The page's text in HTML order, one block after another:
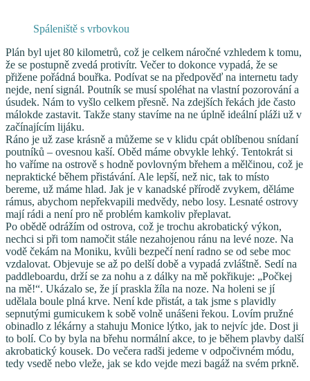
Spáleniště s vrbovkou
Plán byl ujet 80 kilometrů, což je celkem náročné vzhledem k tomu,
že se postupně zvedá protivítr. Večer to dokonce vypadá, že se
přižene pořádná bouřka. Podívat se na předpověď na internetu tady
nejde, není signál. Poutník se musí spoléhat na vlastní pozorování a
úsudek. Nám to vyšlo celkem přesně. Na zdejších řekách jde často
málokde zastavit. Takže stany stavíme na ne úplně ideální pláži už v
začínajícím lijáku.
Ráno je už zase krásně a můžeme se v klidu cpát oblíbenou snídaní
poutníků – ovesnou kaší. Oběd máme obvykle lehký. Tentokrát si
ho vaříme na ostrově s hodně povlovným břehem a mělčinou, což je
nepraktické během přistávání. Ale lepší, než nic, tak to místo
bereme, už máme hlad. Jak je v kanadské přírodě zvykem, děláme
rámus, abychom nepřekvapili medvědy, nebo losy. Lesnaté ostrovy
mají rádi a není pro ně problém kamkoliv přeplavat.
Po obědě odrážím od ostrova, což je trochu akrobatický výkon,
nechci si při tom namočit stále nezahojenou ránu na levé noze. Na
vodě čekám na Moniku, kvůli bezpečí není radno se od sebe moc
vzdalovat. Objevuje se až po delší době a vypadá zvláštně. Sedí na
paddleboardu, drží se za nohu a z dálky na mě pokřikuje: „Počkej
na mě!“. Ukázalo se, že jí praskla žíla na noze. Na holeni se jí
udělala boule plná krve. Není kde přistát, a tak jsme s plavidly
sepnutými gumicukem k sobě volně unášeni řekou. Lovím pružné
obinadlo z lékárny a stahuju Monice lýtko, jak to nejvíc jde. Dost ji
to bolí. Co by byla na břehu normální akce, to je během plavby další
akrobatický kousek. Do večera radši jedeme v odpočivném módu,
tedy vsedě nebo vleže, jak se kdo vejde mezi bagáž na svém prkně.